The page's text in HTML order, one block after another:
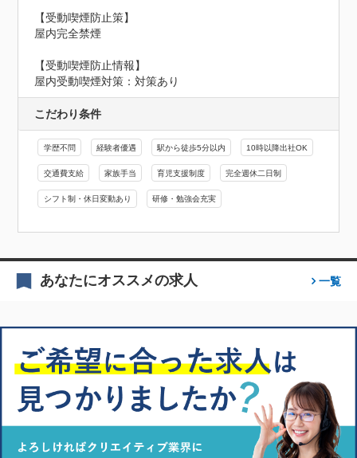
【受動喫煙防止策】
屋内完全禁煙
【受動喫煙防止情報】
屋内受動喫煙対策：対策あり
こだわり条件
学歴不問 経験者優遇 駅から徒歩5分以内 10時以降出社OK
交通費支給 家族手当 育児支援制度 完全週休二日制
シフト制・休日変動あり 研修・勉強会充実
あなたにオススメの求人 一覧